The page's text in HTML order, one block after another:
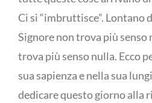
Ci si “imbruttisce”. Lontano
Signore non trova più senso
trova più senso nulla. Ecco
sua sapienza e nella sua
dedicare questo giorno alla